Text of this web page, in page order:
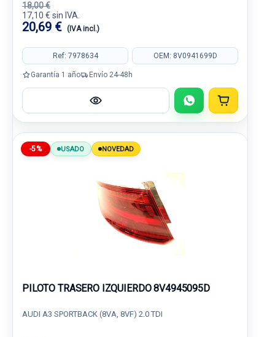
18,00 €
17,10 € sin IVA.
20,69 € (IVA incl.)
Ref: 7978634 OEM: 8V0941699D
Garantía 1 año Envío 24-48h
-5% USADO NOVEDAD
PILOTO TRASERO IZQUIERDO 8V4945095D
AUDI A3 SPORTBACK (8VA, 8VF) 2.0 TDI